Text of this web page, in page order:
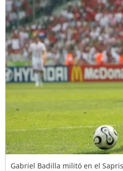
Gabriel Badilla militó en el